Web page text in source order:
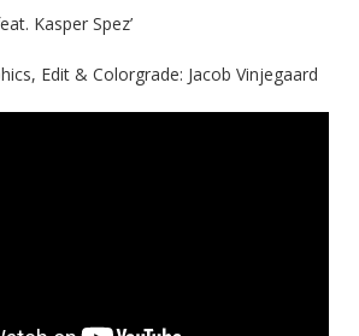
Kasper Spez’
Edit & Colorgrade: Jacob Vinjegaard